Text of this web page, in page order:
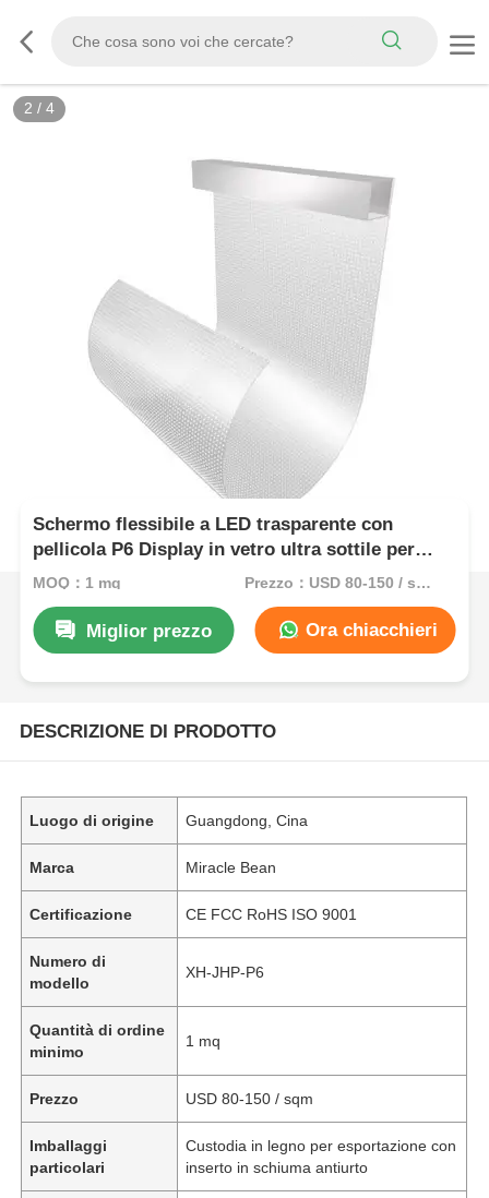
2 / 4
Schermo flessibile a LED trasparente con
pellicola P6 Display in vetro ultra sottile per
pubblicità al dettaglio in vetrine di centri
MOQ：1 mq Prezzo：USD 80-150 / sqm
Miglior prezzo Ora chiacchieri
DESCRIZIONE DI PRODOTTO
Luogo di origine Guangdong, Cina
Marca Miracle Bean
Certificazione CE FCC RoHS ISO 9001
Numero di
modello
XH-JHP-P6
Quantità di ordine
minimo
1 mq
Prezzo USD 80-150 / sqm
Imballaggi
particolari
Custodia in legno per esportazione con
inserto in schiuma antiurto